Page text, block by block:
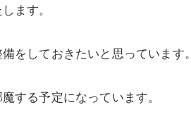
ます。
をしておきたいと思っています。
する予定になっています。